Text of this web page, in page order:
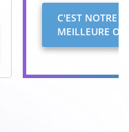
C'EST NOTRE
MEILLEURE